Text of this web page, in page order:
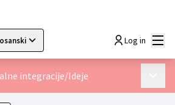
wählen Choisir la langue
Log in
integracije/Ideje